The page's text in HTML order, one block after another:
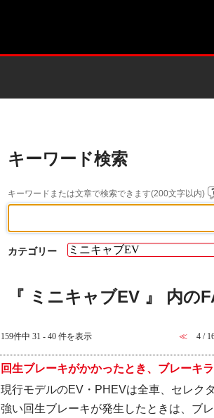
キーワード検索
キーワードまたは文章で検索できます(200文字以内)
カテゴリー
『 ミニキャブEV 』 内の
159件中 31 - 40 件を表示 ≪ 4 /
回生ブレーキがかかったとき、ブレーキ
現行モデルのEV・PHEVは全車、セレク
強い回生ブレーキが発生したときは、ブ